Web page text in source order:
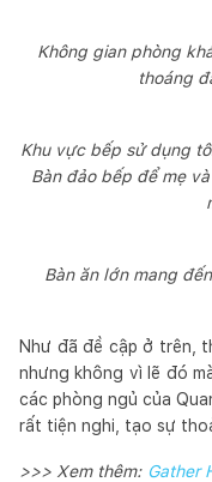
Không gian phòng
thoáng
Khu vực bếp sử dụng
Bàn đảo bếp để mẹ
Bàn ăn lớn mang
Như đã đề cập ở trên,
nhưng không vì lẽ đó
các phòng ngủ của
rất tiện nghi, tạo sự
>>> Xem thêm: Gather